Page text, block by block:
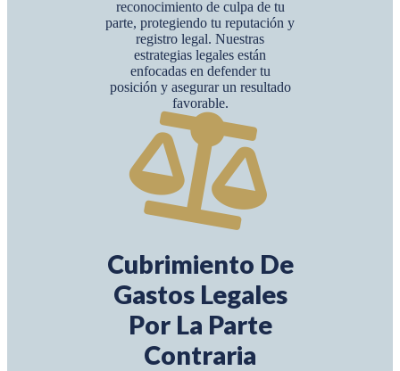
reconocimiento de culpa de tu
parte, protegiendo tu reputación y
registro legal. Nuestras
estrategias legales están
enfocadas en defender tu
posición y asegurar un resultado
favorable.
Cubrimiento De
Gastos Legales
Por La Parte
Contraria